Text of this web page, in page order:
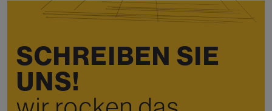
SCHREIBEN SIE
UNS!